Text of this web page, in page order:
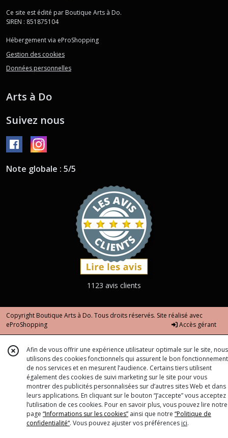
Ce site est édité par Boutique Arts à Do.
SIREN : 851875104
Hébergement via eProShopping
Gestion des cookies
Données personnelles
Arts à Do
Suivez nous
Note globale : 5/5
1123 avis clients
Copyright Boutique Arts à Do. Tous droits réservés. Site réalisé avec
eProShopping
Accès gérant
Afin de vous offrir une expérience utilisateur optimale sur le site, nous
utilisons des cookies fonctionnels qui assurent le bon fonctionnement
de nos services et en mesurent l’audience. Certains tiers utilisent
également des cookies de suivi marketing sur le site pour vous
montrer des publicités personnalisées sur d’autres sites Web et dans
leurs applications. En cliquant sur le bouton “J’accepte” vous acceptez
l’utilisation de ces cookies. Pour en savoir plus, vous pouvez lire notre
page “Informations sur les cookies” ainsi que notre “Politique de
confidentialité“. Vous pouvez ajuster vos préférences ici.